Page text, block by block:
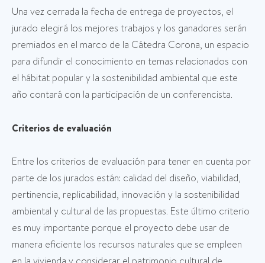
Una vez cerrada la fecha de entrega de proyectos, el
jurado elegirá los mejores trabajos y los ganadores serán
premiados en el marco de la Cátedra Corona, un espacio
para difundir el conocimiento en temas relacionados con
el hábitat popular y la sostenibilidad ambiental que este
año contará con la participación de un conferencista.
Criterios de evaluación
Entre los criterios de evaluación para tener en cuenta por
parte de los jurados están: calidad del diseño, viabilidad,
pertinencia, replicabilidad, innovación y la sostenibilidad
ambiental y cultural de las propuestas. Este último criterio
es muy importante porque el proyecto debe usar de
manera eficiente los recursos naturales que se empleen